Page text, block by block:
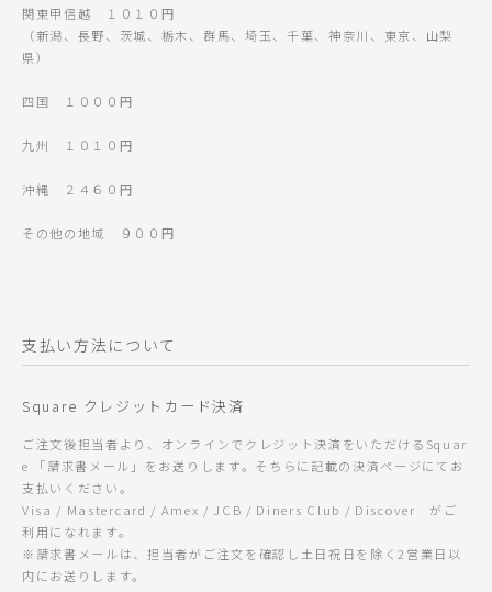
関東甲信越 １０１０円
（新潟、長野、茨城、栃木、群馬、埼玉、千葉、神奈川、東京、山梨
県）
四国 １０００円
九州 １０１０円
沖縄 ２４６０円
その他の地域 ９００円
支払い方法について
Square クレジットカード決済
ご注文後担当者より、オンラインでクレジット決済をいただけるSquar
e 「請求書メール」をお送りします。そちらに記載の決済ページにてお
支払いください。
Visa / Mastercard / Amex / JCB / Diners Club / Discover がご
利用になれます。
※請求書メールは、担当者がご注文を確認し土日祝日を除く2営業日以
内にお送りします。